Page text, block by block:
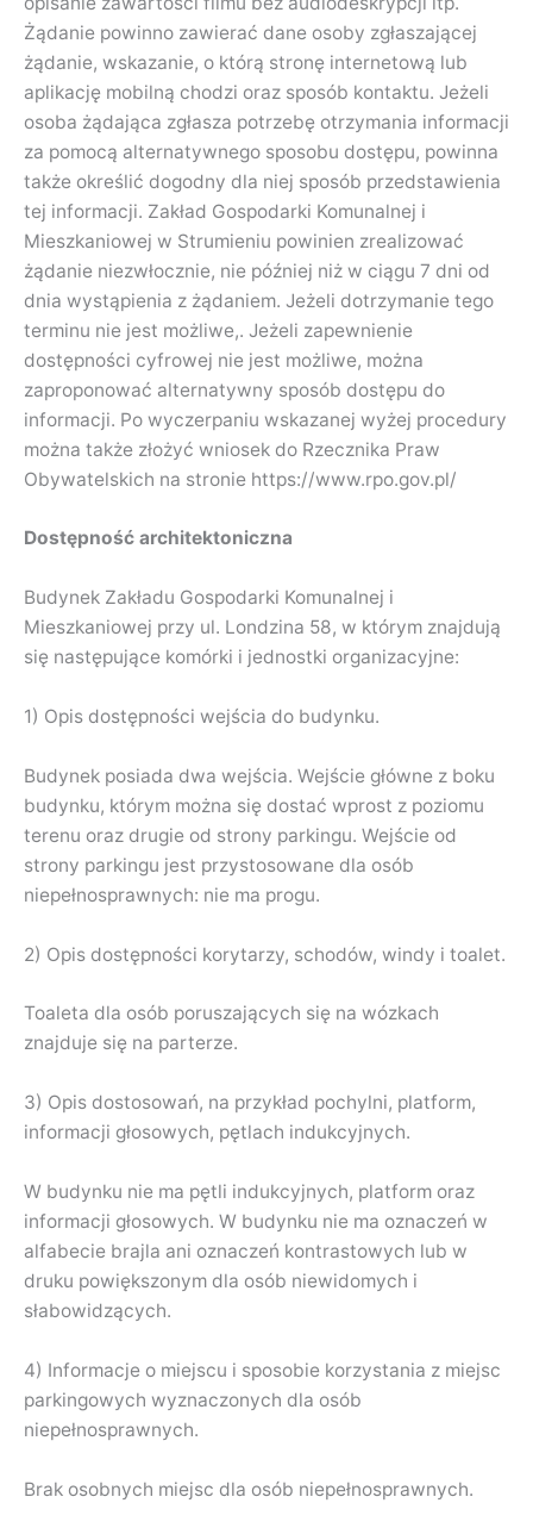
Żądanie powinno zawierać dane osoby zgłaszającej
żądanie, wskazanie, o którą stronę internetową lub
aplikację mobilną chodzi oraz sposób kontaktu. Jeżeli
osoba żądająca zgłasza potrzebę otrzymania informacji
za pomocą alternatywnego sposobu dostępu, powinna
także określić dogodny dla niej sposób przedstawienia
tej informacji. Zakład Gospodarki Komunalnej i
Mieszkaniowej w Strumieniu powinien zrealizować
żądanie niezwłocznie, nie później niż w ciągu 7 dni od
dnia wystąpienia z żądaniem. Jeżeli dotrzymanie tego
terminu nie jest możliwe,. Jeżeli zapewnienie
dostępności cyfrowej nie jest możliwe, można
zaproponować alternatywny sposób dostępu do
informacji. Po wyczerpaniu wskazanej wyżej procedury
można także złożyć wniosek do Rzecznika Praw
Obywatelskich na stronie https://www.rpo.gov.pl/
Dostępność architektoniczna
Budynek Zakładu Gospodarki Komunalnej i
Mieszkaniowej przy ul. Londzina 58, w którym znajdują
się następujące komórki i jednostki organizacyjne:
1) Opis dostępności wejścia do budynku.
Budynek posiada dwa wejścia. Wejście główne z boku
budynku, którym można się dostać wprost z poziomu
terenu oraz drugie od strony parkingu. Wejście od
strony parkingu jest przystosowane dla osób
niepełnosprawnych: nie ma progu.
2) Opis dostępności korytarzy, schodów, windy i toalet.
Toaleta dla osób poruszających się na wózkach
znajduje się na parterze.
3) Opis dostosowań, na przykład pochylni, platform,
informacji głosowych, pętlach indukcyjnych.
W budynku nie ma pętli indukcyjnych, platform oraz
informacji głosowych. W budynku nie ma oznaczeń w
alfabecie brajla ani oznaczeń kontrastowych lub w
druku powiększonym dla osób niewidomych i
słabowidzących.
4) Informacje o miejscu i sposobie korzystania z miejsc
parkingowych wyznaczonych dla osób
niepełnosprawnych.
Brak osobnych miejsc dla osób niepełnosprawnych.